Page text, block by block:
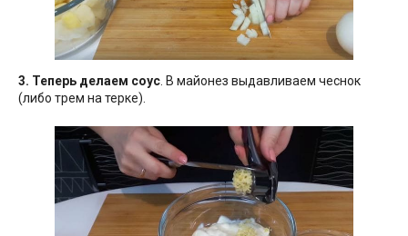
3. Теперь делаем соус . В майонез выдавливаем чеснок
(либо трем на терке).